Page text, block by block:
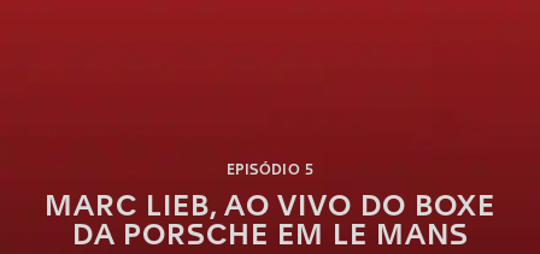
EPISÓDIO 5
MARC LIEB, AO VIVO DO BOXE
DA PORSCHE EM LE MANS